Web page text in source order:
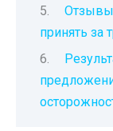
принять за